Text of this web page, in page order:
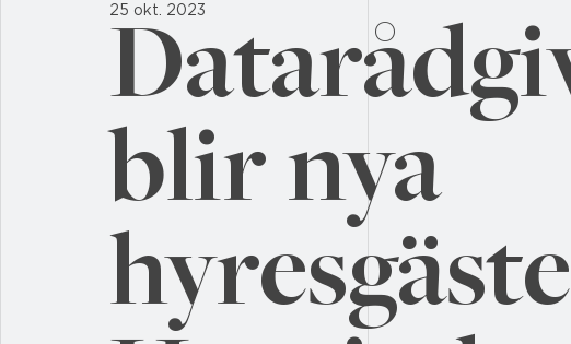
blir nya
25 okt. 2023